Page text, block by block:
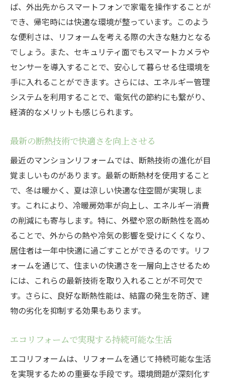
ば、外出先からスマートフォンで家電を操作することが
でき、帰宅時には快適な環境が整っています。このよう
な便利さは、リフォームを考える際の大きな魅力となる
でしょう。また、セキュリティ面でもスマートカメラや
センサーを導入することで、安心して暮らせる住環境を
手に入れることができます。さらには、エネルギー管理
システムを利用することで、電気代の節約にも繋がり、
経済的なメリットも感じられます。
最新の断熱技術で快適さを向上させる
最近のマンションリフォームでは、断熱技術の進化が目
覚ましいものがあります。最新の断熱材を使用すること
で、冬は暖かく、夏は涼しい快適な住空間が実現しま
す。これにより、冷暖房効率が向上し、エネルギー消費
の削減にも寄与します。特に、外壁や窓の断熱性を高め
ることで、外からの熱や冷気の影響を受けにくくなり、
居住者は一年中快適に過ごすことができるのです。リフ
ォームを通じて、住まいの快適さを一層向上させるため
には、これらの最新技術を取り入れることが不可欠で
す。さらに、良好な断熱性能は、結露の発生を防ぎ、建
物の劣化を抑制する効果もあります。
エコリフォームで実現する持続可能な生活
エコリフォームは、リフォームを通じて持続可能な生活
を実現するための重要な手段です。環境問題が深刻化す